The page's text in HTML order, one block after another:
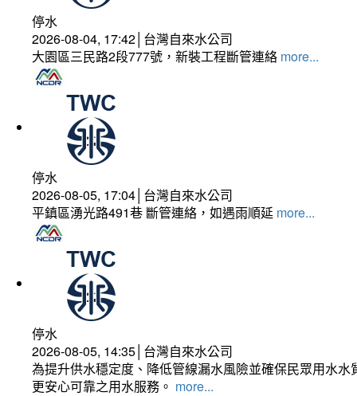
停水
2026-08-04, 17:42│台灣自來水公司
大園區三民路2段777號，新裝工程斷管連絡 more...
停水
2026-08-05, 17:04│台灣自來水公司
平鎮區湧光路491巷 斷管連絡，如遇雨順延 more...
停水
2026-08-05, 14:35│台灣自來水公司
為提升供水穩定度、降低管線漏水風險並確保民眾用水
更安心可靠之用水服務。 more...